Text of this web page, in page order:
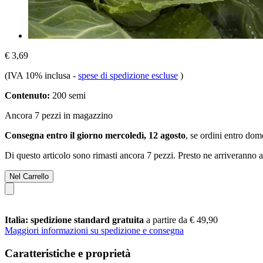
€ 3,69
(IVA 10% inclusa - spese di spedizione escluse )
Contenuto: 200 semi
Ancora 7 pezzi in magazzino
Consegna entro il giorno mercoledì, 12 agosto, se ordini entro
Di questo articolo sono rimasti ancora 7 pezzi. Presto ne
Nel Carrello
Italia: spedizione standard gratuita a partire da € 49,90
Maggiori informazioni su spedizione e consegna
Caratteristiche e proprietà